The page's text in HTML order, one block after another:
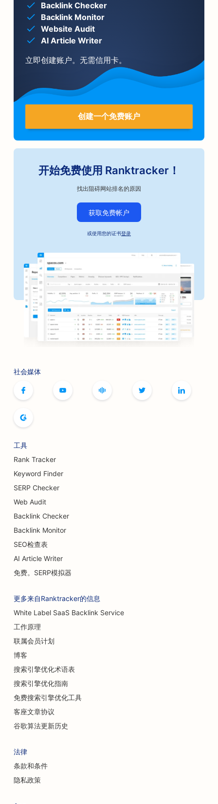
Backlink Checker
Backlink Monitor
Website Audit
AI Article Writer
立即创建账户。无需信用卡。
创建一个免费账户
开始免费使用 Ranktracker！
找出阻碍网站排名的原因
获取免费帐户
或使用您的证书登录
社会媒体
工具
Rank Tracker
Keyword Finder
SERP Checker
Web Audit
Backlink Checker
Backlink Monitor
SEO检查表
AI Article Writer
免费。SERP模拟器
更多来自Ranktracker的信息
White Label SaaS Backlink Service
工作原理
联属会员计划
博客
搜索引擎优化术语表
搜索引擎优化指南
免费搜索引擎优化工具
客座文章协议
谷歌算法更新历史
法律
条款和条件
隐私政策